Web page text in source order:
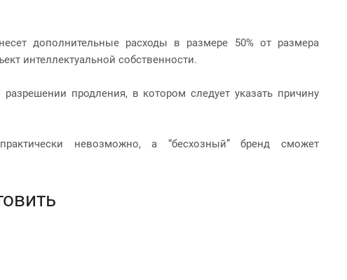
дополнительные расходы в размере 50% от размера
интеллектуальной собственности.
продления, в котором следует указать причину
невозможно, а “бесхозный” бренд сможет